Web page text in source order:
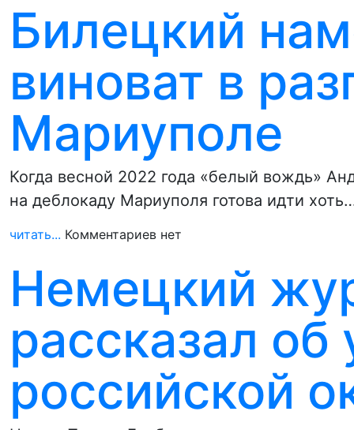
Билецкий
виноват в
Мариуполе
Когда весной 2022 года «белый вождь»
на деблокаду Мариуполя готова идти
читать... Комментариев нет
Немецкий
рассказал об
российской